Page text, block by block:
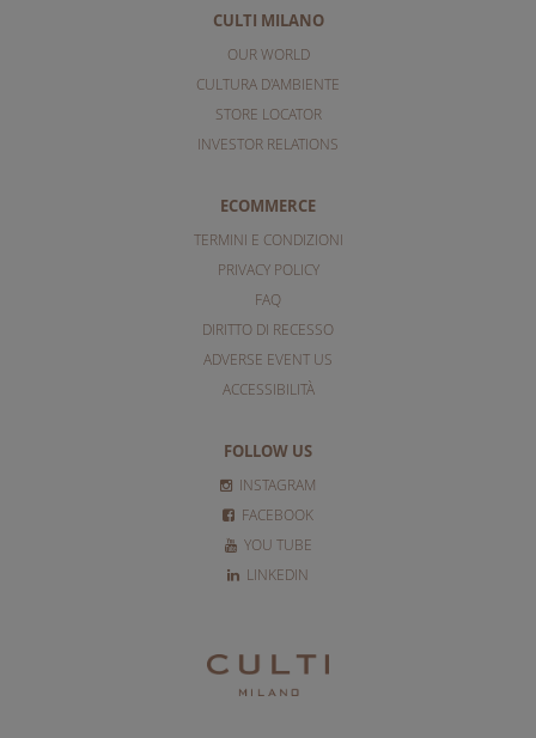
CULTI MILANO
OUR WORLD
CULTURA D'AMBIENTE
STORE LOCATOR
INVESTOR RELATIONS
ECOMMERCE
TERMINI E CONDIZIONI
PRIVACY POLICY
FAQ
DIRITTO DI RECESSO
ADVERSE EVENT US
ACCESSIBILITÀ
FOLLOW US
INSTAGRAM
FACEBOOK
YOU TUBE
LINKEDIN